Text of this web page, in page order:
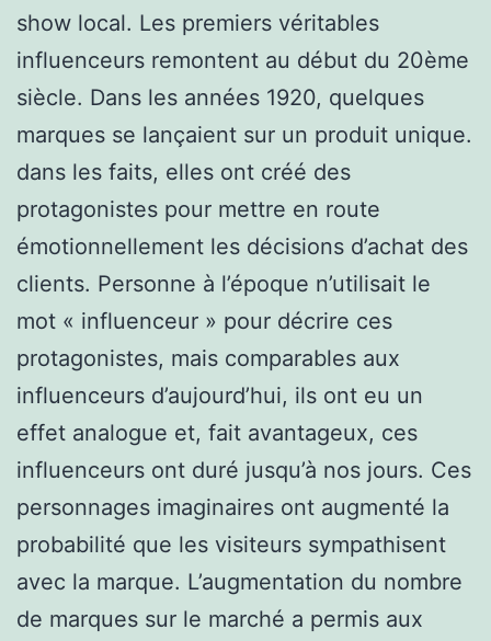
show local. Les premiers véritables
influenceurs remontent au début du 20ème
siècle. Dans les années 1920, quelques
marques se lançaient sur un produit unique.
dans les faits, elles ont créé des
protagonistes pour mettre en route
émotionnellement les décisions d’achat des
clients. Personne à l’époque n’utilisait le
mot « influenceur » pour décrire ces
protagonistes, mais comparables aux
influenceurs d’aujourd’hui, ils ont eu un
effet analogue et, fait avantageux, ces
influenceurs ont duré jusqu’à nos jours. Ces
personnages imaginaires ont augmenté la
probabilité que les visiteurs sympathisent
avec la marque. L’augmentation du nombre
de marques sur le marché a permis aux